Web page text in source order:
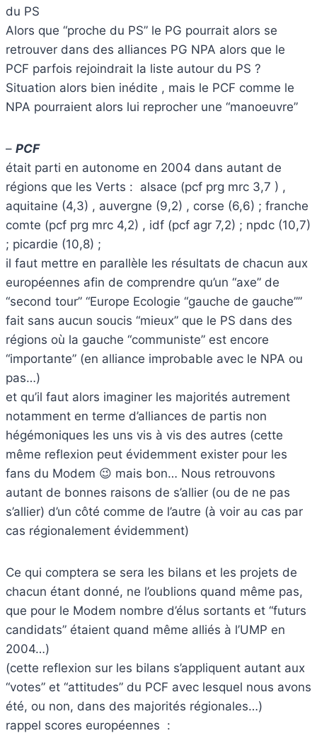
du PS
Alors que “proche du PS” le PG pourrait alors se
retrouver dans des alliances PG NPA alors que le
PCF parfois rejoindrait la liste autour du PS ?
Situation alors bien inédite , mais le PCF comme le
NPA pourraient alors lui reprocher une “manoeuvre”
– PCF
était parti en autonome en 2004 dans autant de
régions que les Verts : alsace (pcf prg mrc 3,7 ) ,
aquitaine (4,3) , auvergne (9,2) , corse (6,6) ; franche
comte (pcf prg mrc 4,2) , idf (pcf agr 7,2) ; npdc (10,7)
; picardie (10,8) ;
il faut mettre en parallèle les résultats de chacun aux
européennes afin de comprendre qu’un “axe” de
“second tour” “Europe Ecologie “gauche de gauche””
fait sans aucun soucis “mieux” que le PS dans des
régions où la gauche “communiste” est encore
“importante” (en alliance improbable avec le NPA ou
pas…)
et qu’il faut alors imaginer les majorités autrement
notamment en terme d’alliances de partis non
hégémoniques les uns vis à vis des autres (cette
même reflexion peut évidemment exister pour les
fans du Modem 😉 mais bon… Nous retrouvons
autant de bonnes raisons de s’allier (ou de ne pas
s’allier) d’un côté comme de l’autre (à voir au cas par
cas régionalement évidemment)
Ce qui comptera se sera les bilans et les projets de
chacun étant donné, ne l’oublions quand même pas,
que pour le Modem nombre d’élus sortants et “futurs
candidats” étaient quand même alliés à l’UMP en
2004…)
(cette reflexion sur les bilans s’appliquent autant aux
“votes” et “attitudes” du PCF avec lesquel nous avons
été, ou non, dans des majorités régionales…)
rappel scores européennes :